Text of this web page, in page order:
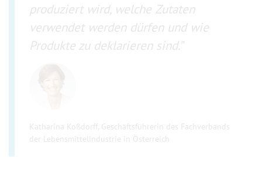
produziert wird, welche Zutaten
verwendet werden dürfen und wie
Produkte zu deklarieren sind.
Katharina Koßdorff, Geschäftsführerin des Fachverbands
der Lebensmittelindustrie in Österreich